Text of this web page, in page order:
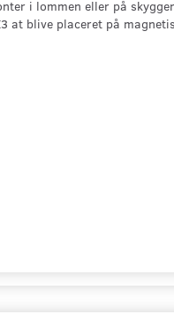
i lommen eller på
at blive placeret på